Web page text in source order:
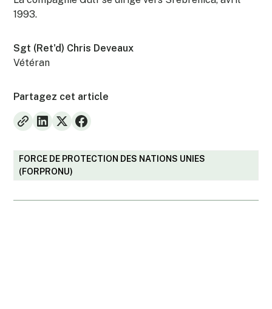
1993.
Sgt (Ret'd) Chris Deveaux
Vétéran
Partagez cet article
FORCE DE PROTECTION DES NATIONS UNIES
(FORPRONU)